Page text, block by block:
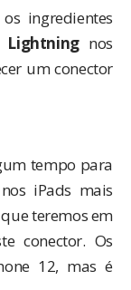
ingredientes
Lightningnos
um conector
tempo para
iPads mais
teremos em
conector. Os
12, mas é